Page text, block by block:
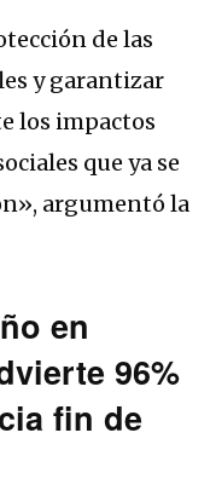
de las
y garantizar
los impactos
que ya se
argumentó la
en
96%
fin de